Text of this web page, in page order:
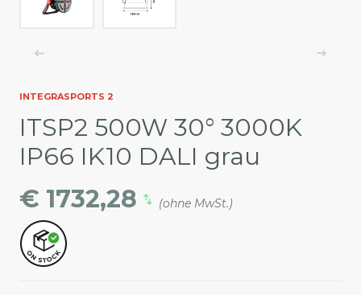
INTEGRASPORTS 2
ITSP2 500W 30° 3000K
IP66 IK10 DALI grau
€ 1732,28
(ohne MwSt.)